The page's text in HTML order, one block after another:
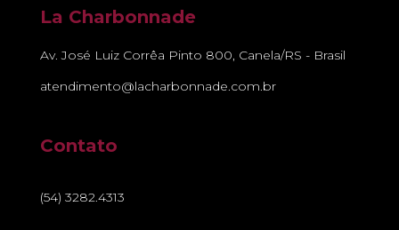
La Charbonnade
Av. José Luiz Corrêa Pinto 800, Canela/RS - Brasil
atendimento@lacharbonnade.com.br
Contato
(54) 3282.4313